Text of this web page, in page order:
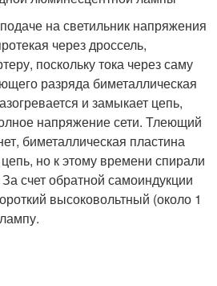
на светильник напряжения
через дроссель,
поскольку тока через саму
разряда биметаллическая
и замыкает цепь,
напряжение сети. Тлеющий
биметаллическая пластина
но к этому времени спирали
счет обратной самоиндукции
высоковольтный (около 1